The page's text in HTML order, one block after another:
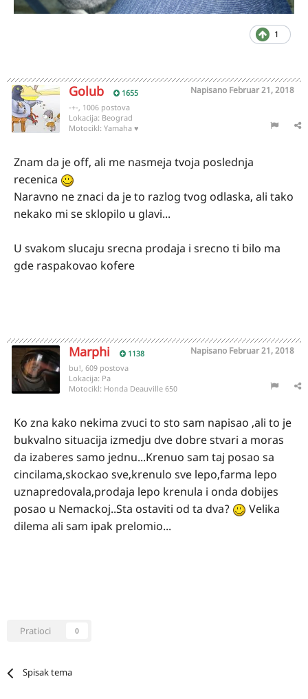
1
Golub 1655 Napisano Februar 21, 2018
-+-, 1006 postova
Lokacija: Beograd
Motocikl: Yamaha ♥
Znam da je off, ali me nasmeja tvoja poslednja
recenica
Naravno ne znaci da je to razlog tvog odlaska, ali tako
nekako mi se sklopilo u glavi...
U svakom slucaju srecna prodaja i srecno ti bilo ma
gde raspakovao kofere
Marphi 1138 Napisano Februar 21, 2018
bu!, 609 postova
Lokacija: Pa
Motocikl: Honda Deauville 650
Ko zna kako nekima zvuci to sto sam napisao ,ali to je
bukvalno situacija izmedju dve dobre stvari a moras
da izaberes samo jednu...Krenuo sam taj posao sa
cincilama,skockao sve,krenulo sve lepo,farma lepo
uznapredovala,prodaja lepo krenula i onda dobijes
posao u Nemackoj..Sta ostaviti od ta dva?
Velika
dilema ali sam ipak prelomio...
Pratioci 0
Spisak tema